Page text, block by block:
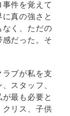
事件を覚えて
真の強さと
なく、ただの
だった。そ
ラブが私を支
スタッフ、
最も必要と
クリス、子供